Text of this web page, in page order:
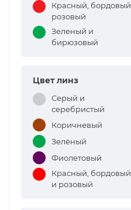
Красный, бордовый,
розовый
Зеленый и
бирюзовый
Цвет линз
Серый и
серебристый
Коричневый
Зелёный
Фиолетовый
Красный, бордовый
и розовый